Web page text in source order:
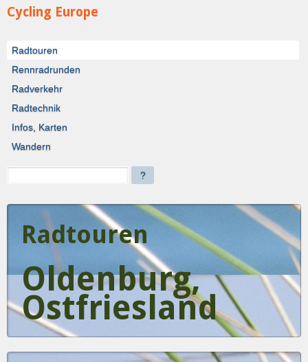
Cycling Europe
Radtouren
Rennradrunden
Radverkehr
Radtechnik
Infos, Karten
Wandern
?
Radtouren
Oldenburg,
Ostfriesland